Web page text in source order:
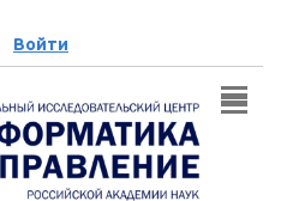
Войти